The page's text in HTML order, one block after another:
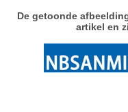
De getoonde
artikel en